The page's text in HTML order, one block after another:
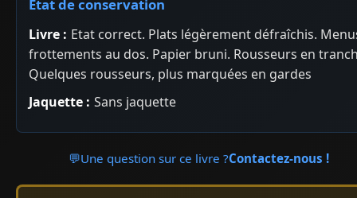
État de conservation
Livre : Etat correct. Plats légèrement défraîchis.
frottements au dos. Papier bruni. Rousseurs en
Quelques rousseurs, plus marquées en gardes
Jaquette : Sans jaquette
💬Une question sur ce livre ?Contactez-nous !